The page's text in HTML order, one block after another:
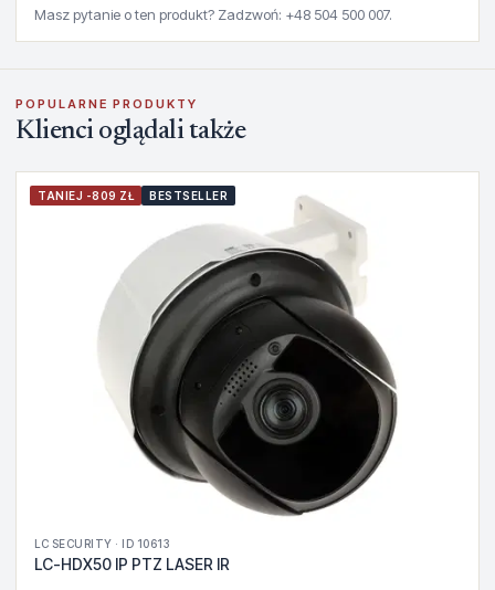
Masz pytanie o ten produkt? Zadzwoń: +48 504 500 007.
POPULARNE PRODUKTY
Klienci oglądali także
TANIEJ -809 ZŁ BESTSELLER
LC SECURITY · ID 10613
LC-HDX50 IP PTZ LASER IR